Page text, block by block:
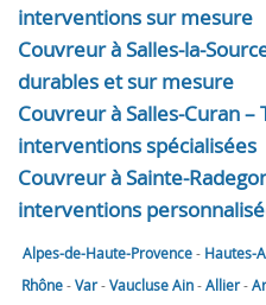
interventions sur mesure
Couvreur à Salles-la-
durables et sur mesure
Couvreur à Salles-Curan
interventions spécialisées
Couvreur à Sainte-
interventions
Alpes-de-Haute-Provence- Hautes-
Rhône-Var-VaucluseAin-Allier-